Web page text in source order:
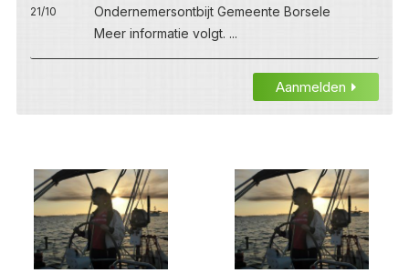
21/10
Ondernemersontbijt Gemeente Borsele
Meer informatie volgt. ...
Aanmelden